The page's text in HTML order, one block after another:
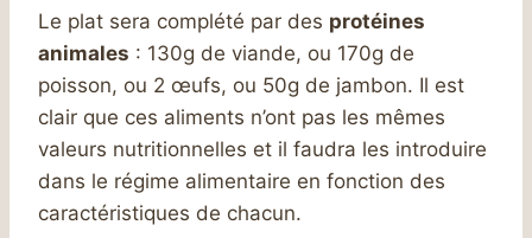
Le plat sera complété par des protéines
animales : 130g de viande, ou 170g de
poisson, ou 2 œufs, ou 50g de jambon. Il est
clair que ces aliments n’ont pas les mêmes
valeurs nutritionnelles et il faudra les introduire
dans le régime alimentaire en fonction des
caractéristiques de chacun.